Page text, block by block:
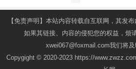
【免责声明】本站内容转载自互联网，其发
如果其链接、内容的侵犯您的权益，烦
xwei067@foxmail.com我们将及
Copygight © 2020-2023 https://